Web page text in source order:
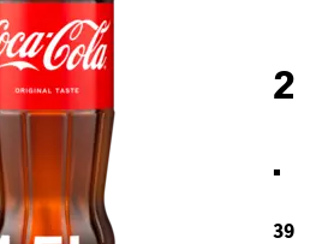
2
.
39